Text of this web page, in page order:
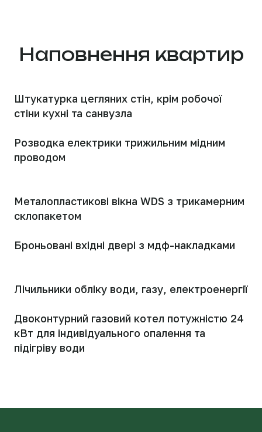
Наповнення квартир
Штукатурка цегляних стін, крім робочої
стіни кухні та санвузла
Розводка електрики трижильним мідним
проводом
Металопластикові вікна WDS з трикамерним
склопакетом
Броньовані вхідні двері з мдф-накладками
Лічильники обліку води, газу, електроенергії
Двоконтурний газовий котел потужністю 24
кВт для індивідуального опалення та
підігріву води